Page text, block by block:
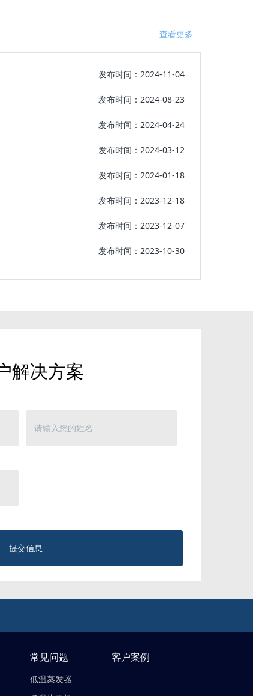
查看更多
发布时间：2024-11-04
发布时间：2024-08-23
发布时间：2024-04-24
发布时间：2024-03-12
发布时间：2024-01-18
发布时间：2023-12-18
发布时间：2023-12-07
发布时间：2023-10-30
解决方案
提交信息
常见问题
低温蒸发器
客户案例